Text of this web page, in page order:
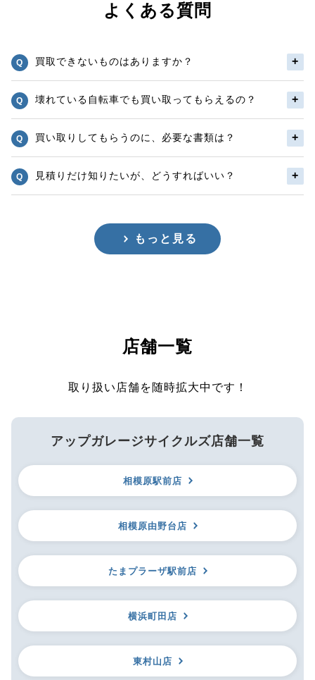
よくある質問
買取できないものはありますか？
壊れている自転車でも買い取ってもらえるの？
買い取りしてもらうのに、必要な書類は？
見積りだけ知りたいが、どうすればいい？
もっと見る
店舗一覧
取り扱い店舗を随時拡大中です！
アップガレージサイクルズ店舗一覧
相模原駅前店
相模原由野台店
たまプラーザ駅前店
横浜町田店
東村山店